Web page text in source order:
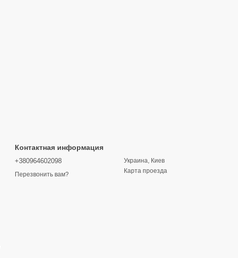
Контактная информация
+380964602098
Перезвонить вам?
Украина, Киев
Карта проезда